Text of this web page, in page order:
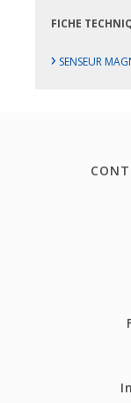
FICHE
› SENSEUR